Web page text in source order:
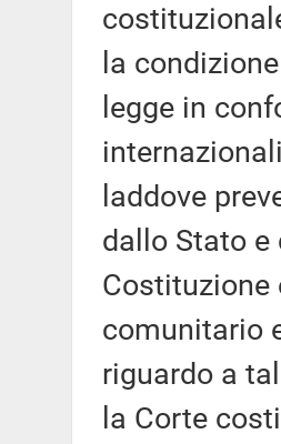
la
legge in
laddove
dallo Stato
Costituzione
comunitario
riguardo a
la Corte